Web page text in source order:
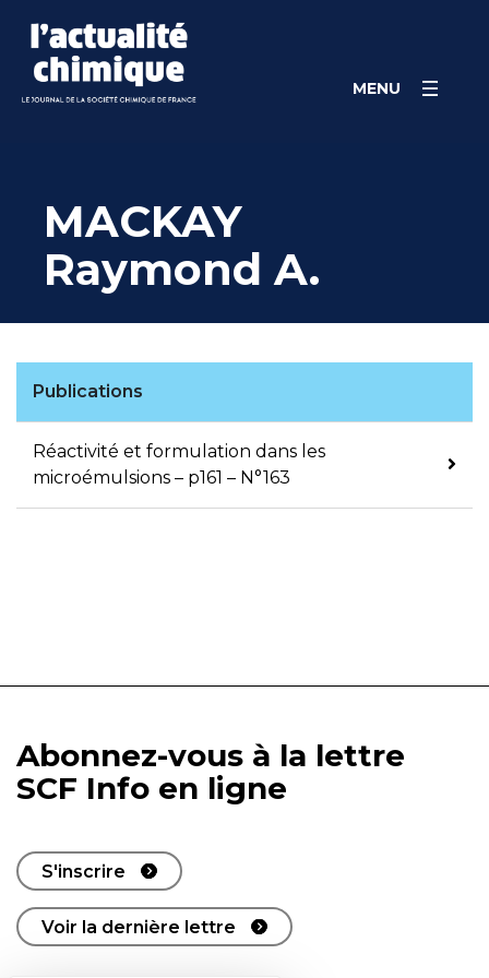
content
MENU
MACKAY
Raymond A.
Publications
Réactivité et formulation dans les
microémulsions – p161 – N°163
Abonnez-vous à la lettre
SCF Info en ligne
S'inscrire
Voir la dernière lettre